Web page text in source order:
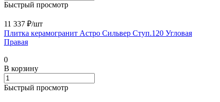
Быстрый просмотр
11 337 ₽/шт
Плитка керамогранит Астро Сильвер Ступ.120 Угловая
Правая
0
В корзину
Быстрый просмотр